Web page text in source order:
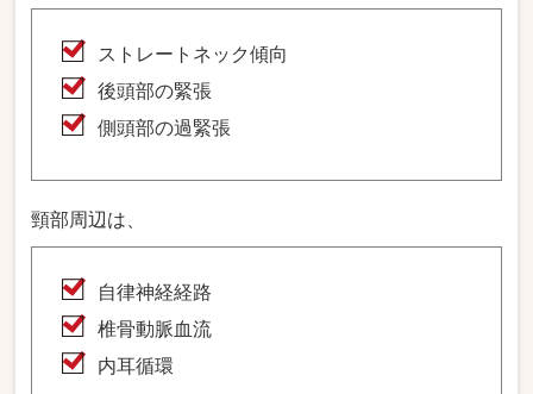
ストレートネック傾向
後頭部の緊張
側頭部の過緊張
頸部周辺は、
自律神経経路
椎骨動脈血流
内耳循環